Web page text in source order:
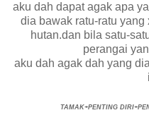
aku dah dapat agak apa
dia bawak ratu-ratu
hutan.dan bila satu-
perangai
aku dah agak dah yang
TAMAK+PENTING